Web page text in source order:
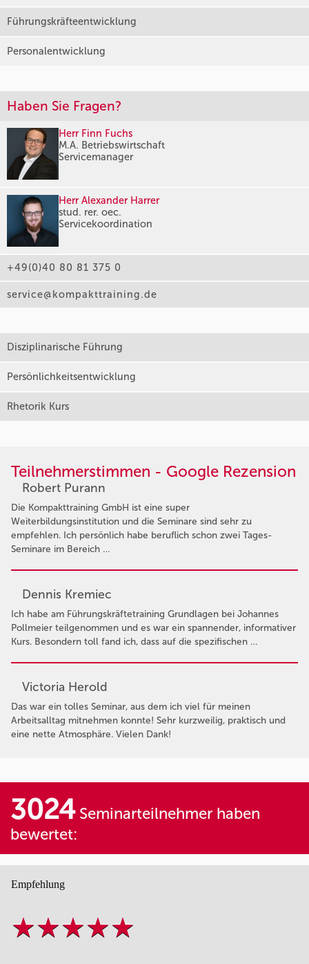
Führungskräfteentwicklung
Personalentwicklung
Haben Sie Fragen?
Herr Finn Fuchs
M.A. Betriebswirtschaft
Servicemanager
Herr Alexander Harrer
stud. rer. oec.
Servicekoordination
+49(0)40 80 81 375 0
service@kompakttraining.de
Disziplinarische Führung
Persönlichkeitsentwicklung
Rhetorik Kurs
Teilnehmerstimmen - Google Rezension
Robert Purann
Die Kompakttraining GmbH ist eine super
Weiterbildungsinstitution und die Seminare sind sehr zu
empfehlen. Ich persönlich habe beruflich schon zwei Tages-
Seminare im Bereich …
Dennis Kremiec
Ich habe am Führungskräftetraining Grundlagen bei Johannes
Pollmeier teilgenommen und es war ein spannender, informativer
Kurs. Besondern toll fand ich, dass auf die spezifischen …
Victoria Herold
Das war ein tolles Seminar, aus dem ich viel für meinen
Arbeitsalltag mitnehmen konnte! Sehr kurzweilig, praktisch und
eine nette Atmosphäre. Vielen Dank!
3024Seminarteilnehmer haben
bewertet:
Empfehlung